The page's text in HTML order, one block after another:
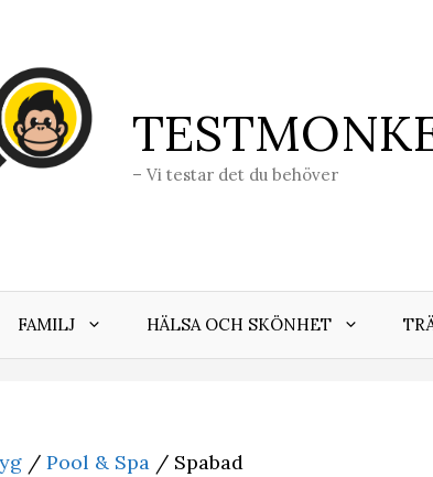
– Vi testar det du behöver
FAMILJ HÄLSA OCH SKÖNHET
/ Pool & Spa / Spabad